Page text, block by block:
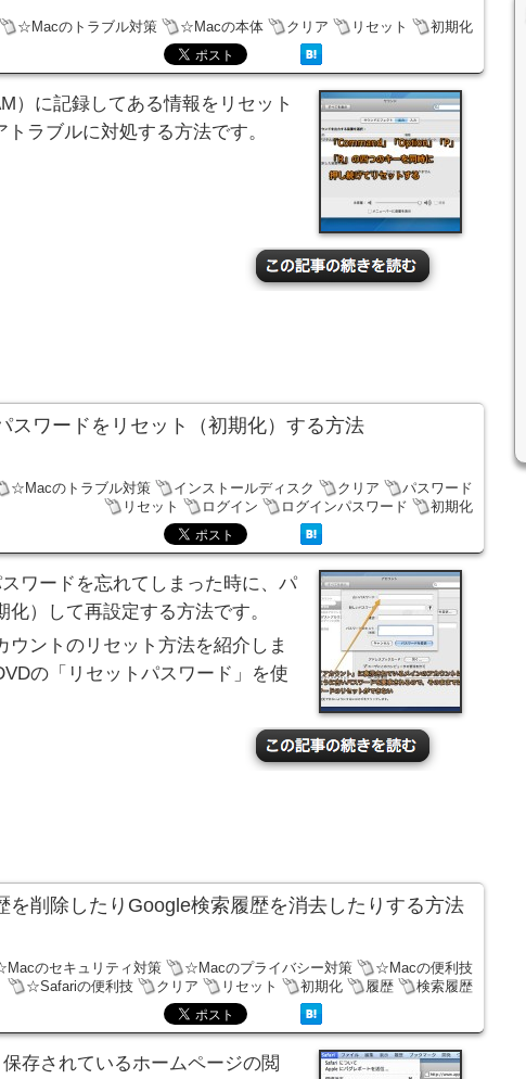
☆Macのトラブル対策 ☆Macの本体 クリア リセット 初期化
）に記録してある情報をリセット
ラブルに対処する方法です。
スワードをリセット（初期化）する方法
☆Macのトラブル対策 インストールディスク クリア
パスワード
リセット
ログイン ログインパスワード 初期化
ワードを忘れてしまった時に、パ
）して再設定する方法です。
ウントのリセット方法を紹介しま
の「リセットパスワード」を使
を削除したりGoogle検索履歴を消去したりする方法
のセキュリティ対策 ☆Macのプライバシー対策
☆Macの便利技
☆Safariの便利技
クリア リセット 初期化 履歴 検索履歴
存されているホームページの閲